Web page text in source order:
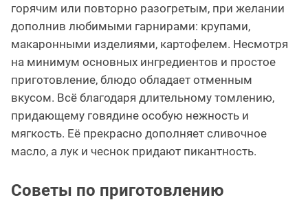
горячим или повторно разогретым, при желании
дополнив любимыми гарнирами: крупами,
макаронными изделиями, картофелем. Несмотря
на минимум основных ингредиентов и простое
приготовление, блюдо обладает отменным
вкусом. Всё благодаря длительному томлению,
придающему говядине особую нежность и
мягкость. Её прекрасно дополняет сливочное
масло, а лук и чеснок придают пикантность.
Советы по приготовлению